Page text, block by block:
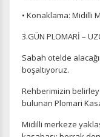
Zorunlu
gereklidir. Bu
devre dışı
• Konaklama: Midilli
3.GÜN PLOMARİ –
Sabah otelde
boşaltıyoruz.
Rehberimizin
bulunan Plomari
Midilli merkeze